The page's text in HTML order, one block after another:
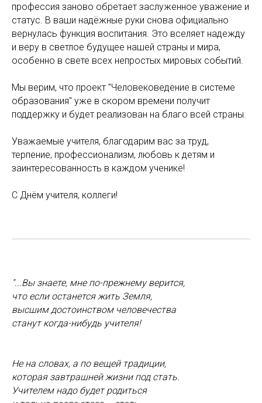
профессия заново обретает заслуженное уважение и
статус. В ваши надёжные руки снова официально
вернулась функция воспитания. Это вселяет надежду
и веру в светлое будущее нашей страны и мира,
особенно в свете всех непростых мировых событий.
Мы верим, что проект "Человековедение в системе
образования" уже в скором времени получит
поддержку и будет реализован на благо всей страны.
Уважаемые учителя, благодарим вас за труд,
терпение, профессионализм, любовь к детям и
заинтересованность в каждом ученике!
С Днём учителя, коллеги!
"...Вы знаете, мне по-прежнему верится,
что если останется жить Земля,
высшим достоинством человечества
станут когда-нибудь учителя!
Не на словах, а по вещей традиции,
которая завтрашней жизни под стать.
Учителем надо будет родиться